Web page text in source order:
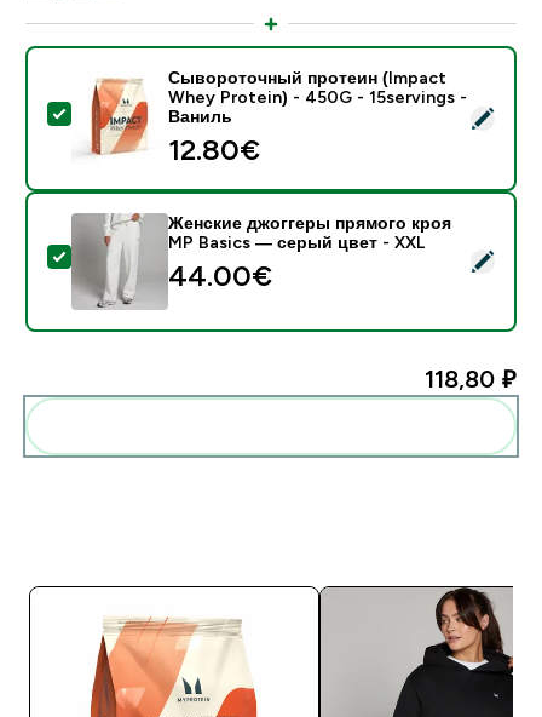
- Сывороточный протеин (Impact Whey Protein) -
Сывороточный протеин (Impact
Whey Protein) - 450G - 15servings -
Ваниль
12.80€‎
- Женские джоггеры прямого кроя MP Basics —
Женские джоггеры прямого кроя
MP Basics — серый цвет - XXL
44.00€‎
118,80 ₽‎